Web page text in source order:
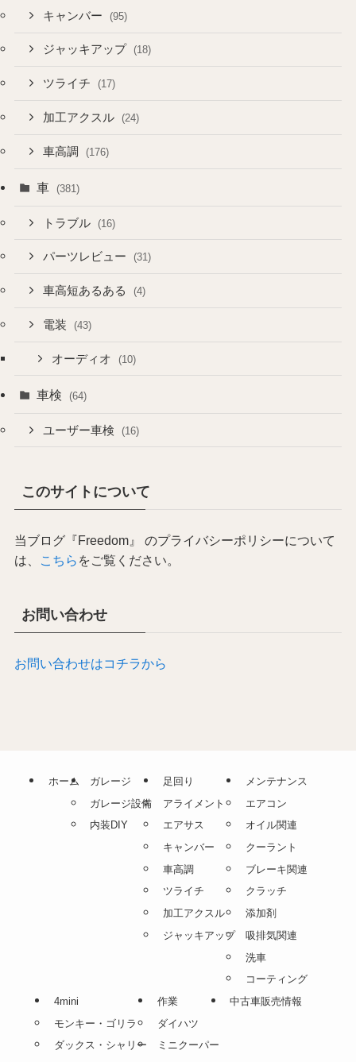
キャンバー (95)
ジャッキアップ (18)
ツライチ (17)
加工アクスル (24)
車高調 (176)
車 (381)
トラブル (16)
パーツレビュー (31)
車高短あるある (4)
電装 (43)
オーディオ (10)
車検 (64)
ユーザー車検 (16)
このサイトについて
当ブログ『Freedom』 のプライバシーポリシーについて
は、
こちら をご覧ください。
お問い合わせ
お問い合わせはコチラから
ホーム
ガレージ
ガレージ設備
内装DIY
足回り
アライメント
エアサス
キャンバー
車高調
ツライチ
加工アクスル
ジャッキアップ
メンテナンス
エアコン
オイル関連
クーラント
ブレーキ関連
クラッチ
添加剤
吸排気関連
洗車
コーティング
4mini
モンキー・ゴリラ
ダックス・シャリー
作業
ダイハツ
ミニクーパー
中古車販売情報